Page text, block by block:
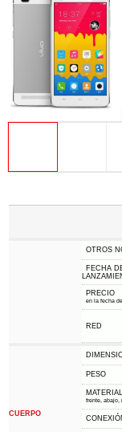
OTROS
FECHA
PRECIO
en la fecha
RED
CUERPO
PESO
MATERIAL
frente, abajo,